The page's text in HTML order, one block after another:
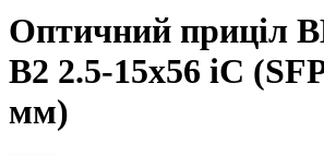
Оптичний приціл
B2 2.5-15x56 iC
мм)